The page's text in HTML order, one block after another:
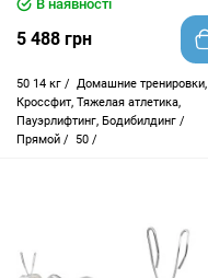
В наявності
5 488 грн
50 14 кг / Домашние тренировки,
Кроссфит, Тяжелая атлетика,
Пауэрлифтинг, Бодибилдинг /
Прямой /
50 /